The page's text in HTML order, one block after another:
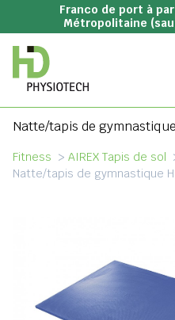
Franco de port à
Métropolitaine
Natte/tapis de
Fitness > AIREX Tapis de sol
Natte/tapis de gymnastique